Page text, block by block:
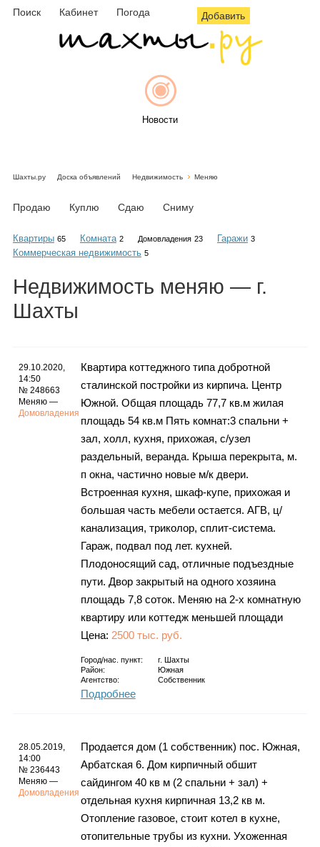
Поиск Кабинет Погода Добавить
Новости
Объявления
Инфо
Гороскоп
Карты
Фотогалерея
Шахты.ру Доска объявлений Недвижимость Меняю
Продаю Куплю Сдаю Сниму
Квартиры 65 Комната 2 Домовладения 23 Гаражи 3
Коммерческая недвижимость 5
Недвижимость меняю — г.
Шахты
29.10.2020,
14:50
№ 248663
Меняю —
Домовладения
Квартира коттеджного типа добротной
сталинской постройки из кирпича. Центр
Южной. Общая площадь 77,7 кв.м жилая
площадь 54 кв.м Пять комнат:3 спальни +
зал, холл, кухня, прихожая, с/узел
раздельный, веранда. Крыша перекрыта, м.
п окна, частично новые м/к двери.
Встроенная кухня, шкаф-купе, прихожая и
большая часть мебели остается. АГВ, ц/
канализация, триколор, сплит-система.
Гараж, подвал под лет. кухней.
Плодоносящий сад, отличные подъездные
пути. Двор закрытый на одного хозяина
площадь 7,8 соток. Меняю на 2-х комнатную
квартиру или коттедж меньшей площади
Цена: 2500 тыс. руб.
Город/нас. пункт: г.
Шахты
Район:
Южная
Агентство:
Собственник
Подробнее
28.05.2019,
14:00
№ 236443
Меняю —
Домовладения
Продается дом (1 собственник) пос. Южная,
Арбатская 6. Дом кирпичный обшит
сайдингом 40 кв м (2 спальни + зал) +
отдельная кухня кирпичная 13,2 кв м.
Отопление газовое, стоит котел в кухне,
отопительные трубы из кухни. Ухоженная